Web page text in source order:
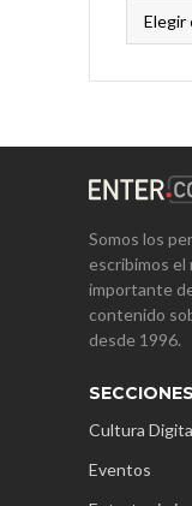
Somos los
escribimos el
importante
contenido
desde 1996.
Cultura
Eventos